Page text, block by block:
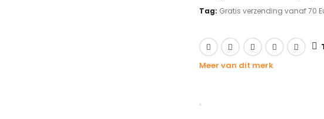
Tag: Gratis verzending vanaf 70
Meer van dit merk